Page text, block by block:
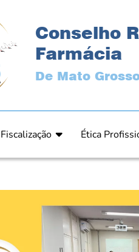
Conselho
Farmácia
De Mato
Fiscalização
Orientação
Processos Fiscais
Relatórios
Ética
Comunicado
Resultado
Relatório